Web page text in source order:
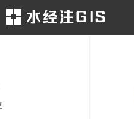
地质图、专题图等其它
地图
下载
地图